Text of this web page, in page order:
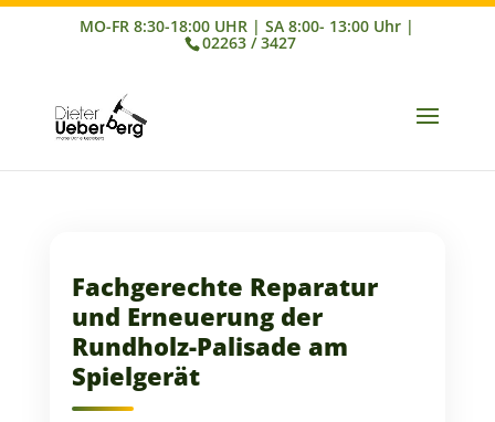
02263 / 3427
Fachgerechte Reparatur
und Erneuerung der
Rundholz-Palisade am
Spielgerät